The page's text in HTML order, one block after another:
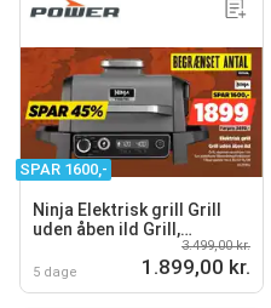
SPAR 1600,-
Ninja Elektrisk grill Grill
uden åben ild Grill,
røgeovn og airfryer i én
5 dage
3.499,00 kr.
1.899,00 kr.